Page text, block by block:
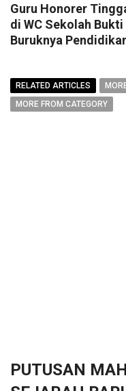
Guru Honorer
di WC Sekolah Bukti
Buruknya
RELATED ARTICLES
MORE FROM CATEGORY
PUTUSAN